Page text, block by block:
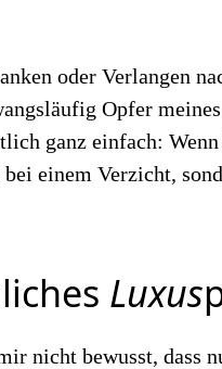
oder Verlangen
Opfer
ganz einfach:
einem Verzicht,
Luxus
nicht bewusst, dass